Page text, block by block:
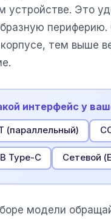
устройстве. Это
тем выше
интерфейс у
(параллельный)
Type-C Сетевой
модели